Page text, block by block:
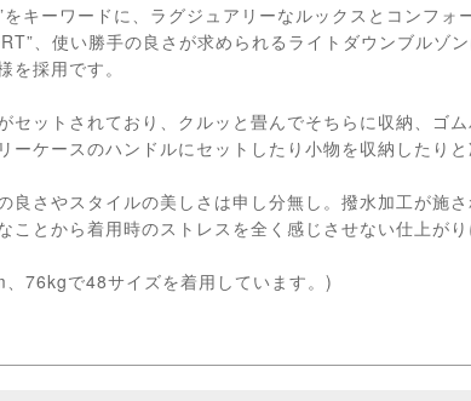
キーワードに、ラグジュアリーなルックスとコンフォ
、使い勝手の良さが求められるライトダウンブルゾ
採用です。
セットされており、クルッと畳んでそちらに収納、ゴ
ーケースのハンドルにセットしたり小物を収納したりと
良さやスタイルの美しさは申し分無し。撥水加工が施
ことから着用時のストレスを全く感じさせない仕上がり
76kgで48サイズを着用しています。)